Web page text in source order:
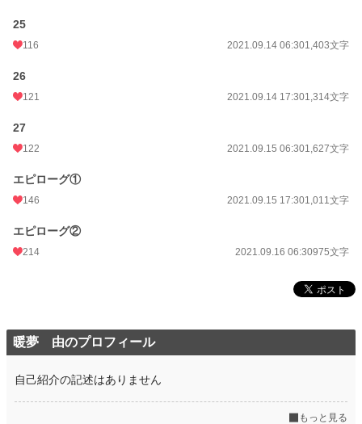
25
116 2021.09.14 06:301,403文字
26
121 2021.09.14 17:301,314文字
27
122 2021.09.15 06:301,627文字
エピローグ①
146 2021.09.15 17:301,011文字
エピローグ②
214 2021.09.16 06:30975文字
暖夢 由のプロフィール
自己紹介の記述はありません
もっと見る